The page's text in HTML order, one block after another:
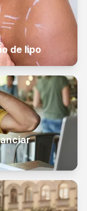
de lipo